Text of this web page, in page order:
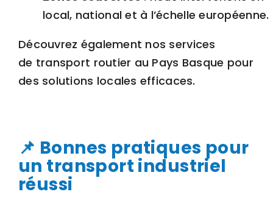
local, national et à l’échelle européenne.
Découvrez également nos services
de transport routier au Pays Basque pour
des solutions locales efficaces.
📌 Bonnes pratiques pour
un transport industriel
réussi